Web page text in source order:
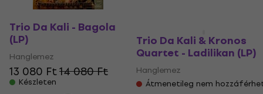
Trio Da Kali - Bagola
(LP)
Hanglemez
13 080 Ft14 080 Ft
Készleten
Trio Da Kali & Kronos
Quartet - Ladilikan (LP)
Hanglemez
Átmenetileg nem